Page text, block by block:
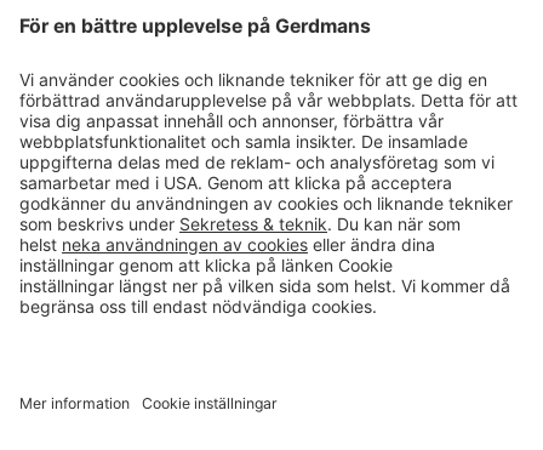
Läsvärt
Kontakt
info@gerdmans.se
0433-740 80
Kundservice öppettider
Vardagar 07.30-17.00
© 2026 Gerdmans Inredningar AB Alla priser är exklusive moms.